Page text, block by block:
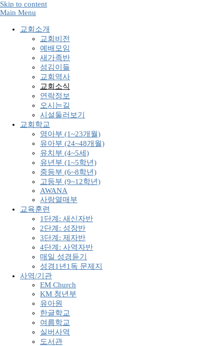
Skip to content
Main Menu
교회소개
교회비전
예배모임
새가족반
섬김이들
교회역사
교회소식
연락정보
오시는길
시설둘러보기
교회학교
영아부 (1~23개월)
유아부 (24~48개월)
유치부 (4~5세)
유년부 (1~5학년)
중등부 (6~8학년)
고등부 (9~12학년)
AWANA
사랑열매부
교육훈련
1단계: 새신자반
2단계: 성장반
3단계: 제자반
4단계: 사역자반
매일 성경듣기
성경1년1독 문제지
사역/기관
EM Church
KM 청년부
유아원
한글학교
여름학교
실버사역
도서관